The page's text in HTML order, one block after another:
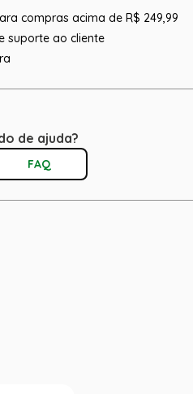
compras acima de R$ 249,99
suporte ao cliente
de ajuda?
FAQ